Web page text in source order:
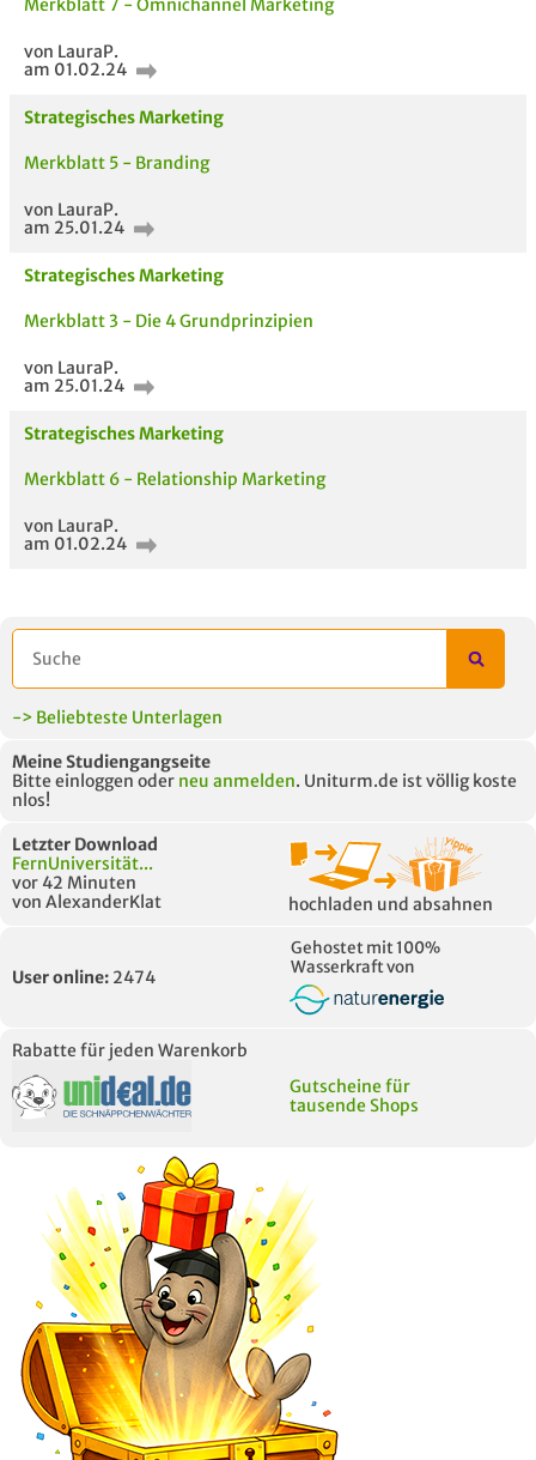
Merkblatt 7 - Omnichannel Marketing
von LauraP.
am 01.02.24
Strategisches Marketing
Merkblatt 5 - Branding
von LauraP.
am 25.01.24
Strategisches Marketing
Merkblatt 3 - Die 4 Grundprinzipien
von LauraP.
am 25.01.24
Strategisches Marketing
Merkblatt 6 - Relationship Marketing
von LauraP.
am 01.02.24
-> Beliebteste Unterlagen
Meine Studiengangseite
Bitte einloggen oder neu anmelden. Uniturm.de ist völlig koste
nlos!
Letzter Download
FernUniversität...
vor 42 Minuten
von AlexanderKlat
hochladen und absahnen
User online: 2474
Gehostet mit 100%
Wasserkraft von
Rabatte für jeden Warenkorb
Gutscheine für
tausende Shops